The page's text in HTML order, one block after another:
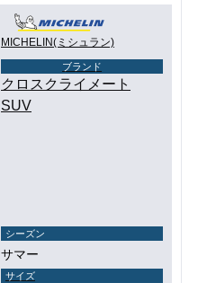
MICHELIN(ミシュラン)
ブランド
クロスクライメート
SUV
シーズン
サマー
サイズ